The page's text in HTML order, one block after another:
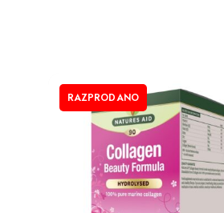
RAZPRODANO